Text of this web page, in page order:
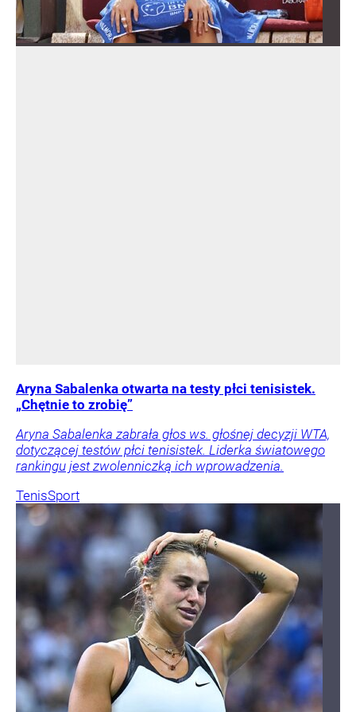
Aryna Sabalenka otwarta na testy płci tenisistek.
„Chętnie to zrobię”
Aryna Sabalenka zabrała głos ws. głośnej decyzji WTA,
dotyczącej testów płci tenisistek. Liderka światowego
rankingu jest zwolenniczką ich wprowadzenia.
TenisSport